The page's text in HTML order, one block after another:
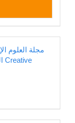
مجلة العلوم
Creative